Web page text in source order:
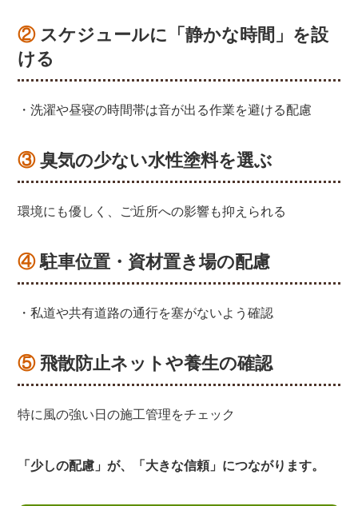
② スケジュールに「静かな時間」を設
ける
・洗濯や昼寝の時間帯は音が出る作業を避ける配慮
③ 臭気の少ない水性塗料を選ぶ
環境にも優しく、ご近所への影響も抑えられる
④ 駐車位置・資材置き場の配慮
・私道や共有道路の通行を塞がないよう確認
⑤ 飛散防止ネットや養生の確認
特に風の強い日の施工管理をチェック
「少しの配慮」が、「大きな信頼」につながります。